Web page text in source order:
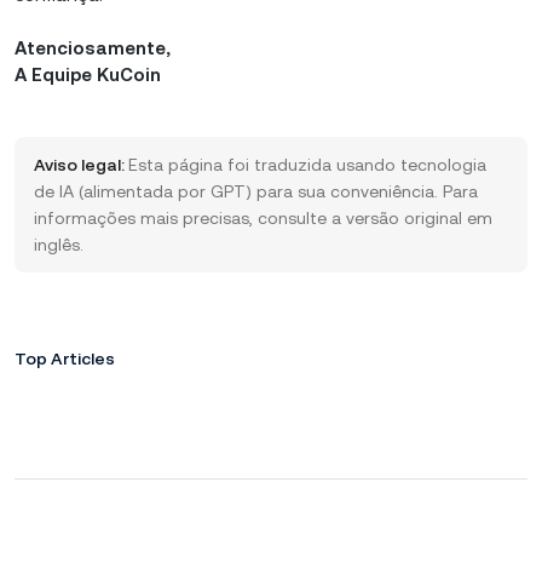
Atenciosamente,
A Equipe KuCoin
Aviso legal: Esta página foi traduzida usando tecnologia
de IA (alimentada por GPT) para sua conveniência. Para
informações mais precisas, consulte a versão original em
inglês.
Top Articles